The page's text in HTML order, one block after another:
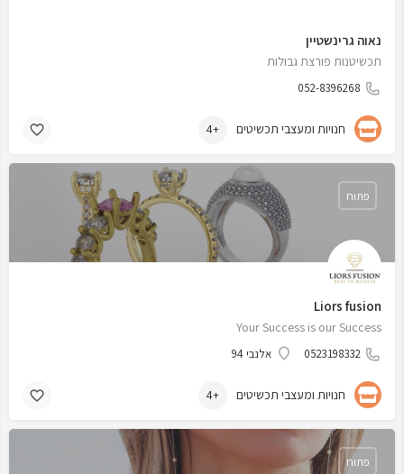
נאוה גרינשטיין
תכשיטנות פורצת גבולות
052-8396268
חנויות ומעצבי תכשיטים +4
Liors fusion
Your Success is our Success
0523198332 אלנבי 94
פתוח
חנויות ומעצבי תכשיטים +4
פתוח